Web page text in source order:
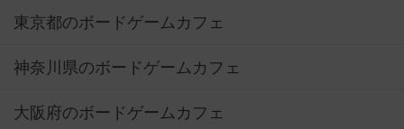
東京都のボードゲームカフェ
神奈川県のボードゲームカフェ
大阪府のボードゲームカフェ